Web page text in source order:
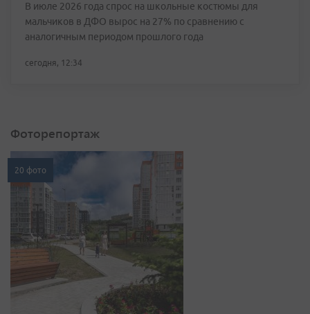
В июле 2026 года спрос на школьные костюмы для
мальчиков в ДФО вырос на 27% по сравнению с
аналогичным периодом прошлого года
сегодня, 12:34
Фоторепортаж
20 фото